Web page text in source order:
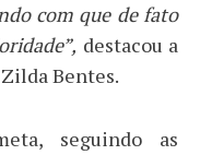
com que de fato
destacou a
Bentes.
seguindo as